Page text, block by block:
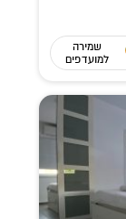
שמירה
למועדפים